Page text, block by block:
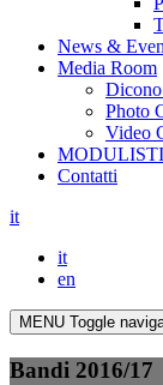
News &
Media Room
Photo
Video
Contatti
it
it
en
MENU Toggle
Bandi 2016/17